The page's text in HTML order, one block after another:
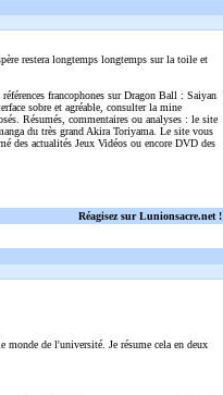
restera longtemps longtemps sur la toile et
francophones sur Dragon Ball : Saiyan
sobre et agréable, consulter la mine
Résumés, commentaires ou analyses : le site
du très grand Akira Toriyama. Le site vous
des actualités Jeux Vidéos ou encore DVD des
Réagisez sur Lunionsacre.net !
monde de l'université. Je résume cela en deux